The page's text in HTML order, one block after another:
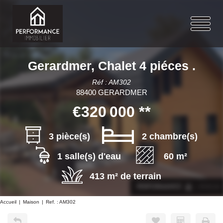
Gerardmer, Chalet 4 piéces .
Réf : AM302
88400 GERARDMER
€320 000**
3 pièce(s)
2 chambre(s)
1 salle(s) d'eau
60 m²
413 m² de terrain
Accueil Maison Ref. : AM302